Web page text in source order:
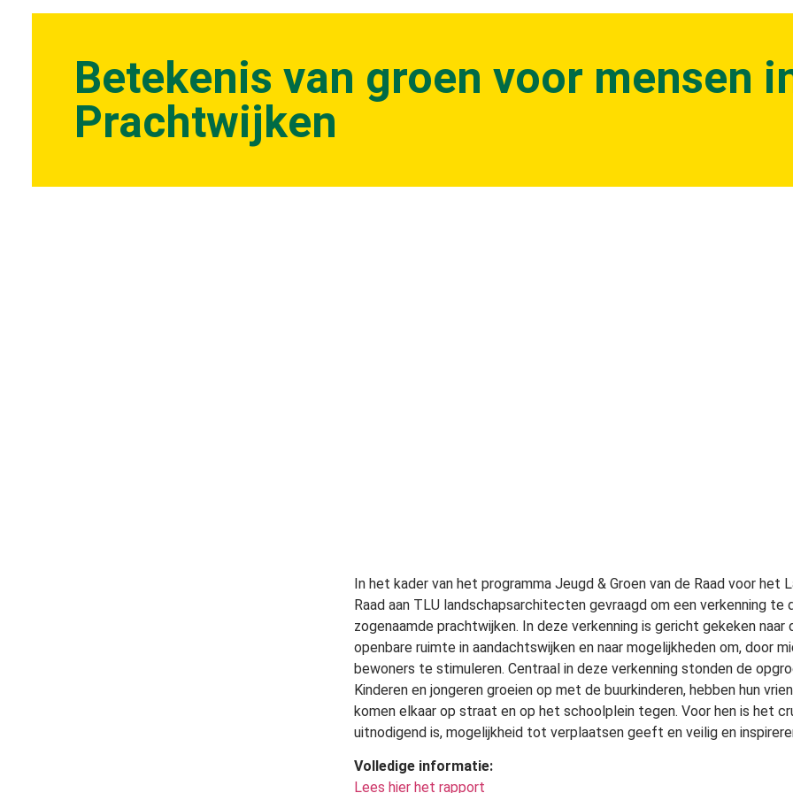
Betekenis van groen voor mensen
Prachtwijken
In het kader van het programma Jeugd & Groen van de Raad voor het
Raad aan TLU landschapsarchitecten gevraagd om een verkenning te
zogenaamde prachtwijken. In deze verkenning is gericht gekeken naar
openbare ruimte in aandachtswijken en naar mogelijkheden om, door
bewoners te stimuleren. Centraal in deze verkenning stonden de
Kinderen en jongeren groeien op met de buurkinderen, hebben hun
komen elkaar op straat en op het schoolplein tegen. Voor hen is het
uitnodigend is, mogelijkheid tot verplaatsen geeft en veilig en
Volledige informatie:
Lees hier het rapport